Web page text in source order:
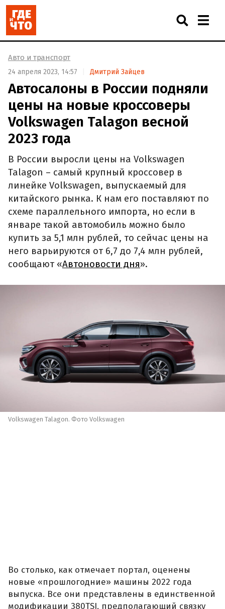
Авто и транспорт
24 апреля 2023, 14:57 Дмитрий Зайцев
Автосалоны в России подняли
цены на новые кроссоверы
Volkswagen Talagon весной
2023 года
В России выросли цены на Volkswagen
Talagon – самый крупный кроссовер в
линейке Volkswagen, выпускаемый для
китайского рынка. К нам его поставляют по
схеме параллельного импорта, но если в
январе такой автомобиль можно было
купить за 5,1 млн рублей, то сейчас цены на
него варьируются от 6,7 до 7,4 млн рублей,
сообщают «Автоновости дня».
Volkswagen Talagon. Фото Volkswagen
Во столько, как отмечает портал, оценены
новые «прошлогодние» машины 2022 года
выпуска. Все они представлены в единственной
модификации 380TSI, предполагающий связку